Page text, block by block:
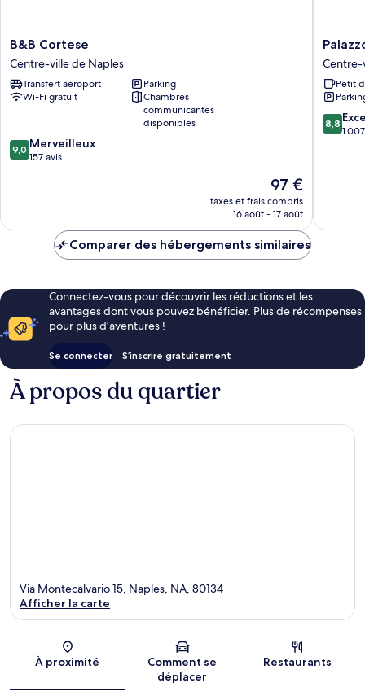
B&B
Cortese
Centre-
ville
de
B&B Cortese
Centre-ville de Naples
Transfert aéroport
Parking
Wi-Fi gratuit
Chambres
communicantes
disponibles
9.0
sur
9,0 Merveilleux
157 avis
Le
nouveau
prix
de
97 €
taxes et frais compris
16 août - 17 août
Palazzo
Salgar
Centre-
ville
de
Naples
Centre-
Petit
8.8
sur
8,8
1
Comparer des hébergements similaires
Connectez-vous pour découvrir les réductions et les
avantages dont vous pouvez bénéficier. Plus de récompenses
pour plus d’aventures !
Se connecter S’inscrire gratuitement
À propos du quartier
Carte
Via Montecalvario 15, Naples, NA, 80134
Afficher la carte
À proximité
Comment se
déplacer
Restaurants